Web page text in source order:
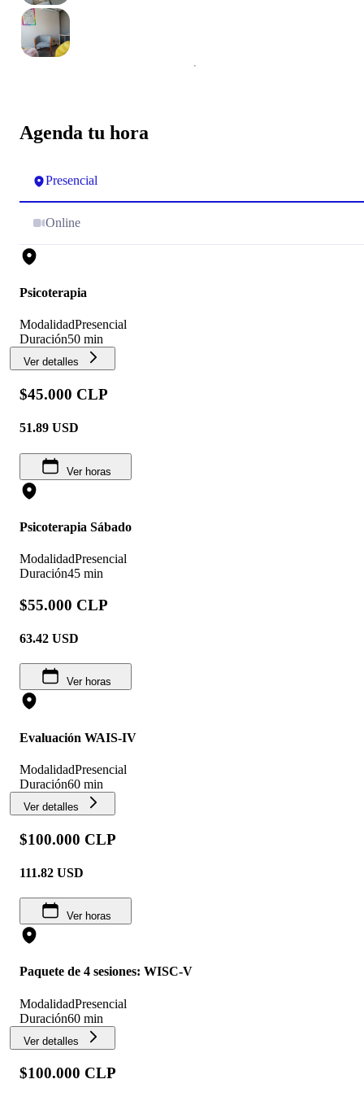
Agenda tu hora
Presencial
Online
Psicoterapia
ModalidadPresencial
Duración50 min
Ver detalles
$45.000 CLP
51.89 USD
Ver horas
Psicoterapia Sábado
ModalidadPresencial
Duración45 min
$55.000 CLP
63.42 USD
Ver horas
Evaluación WAIS-IV
ModalidadPresencial
Duración60 min
Ver detalles
$100.000 CLP
111.82 USD
Ver horas
Paquete de 4 sesiones: WISC-V
ModalidadPresencial
Duración60 min
Ver detalles
$100.000 CLP